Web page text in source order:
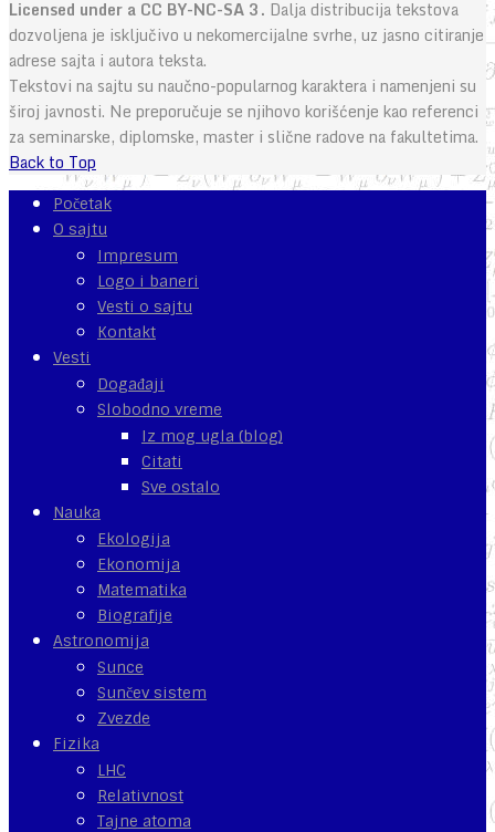
Licensed under a CC BY-NC-SA 3. Dalja distribucija tekstova
dozvoljena je isključivo u nekomercijalne svrhe, uz jasno citiranje
adrese sajta i autora teksta.
Tekstovi na sajtu su naučno-popularnog karaktera i namenjeni su
široj javnosti. Ne preporučuje se njihovo korišćenje kao referenci
za seminarske, diplomske, master i slične radove na fakultetima.
Back to Top
Početak
O sajtu
Impresum
Logo i baneri
Vesti o sajtu
Kontakt
Vesti
Događaji
Slobodno vreme
Iz mog ugla (blog)
Citati
Sve ostalo
Nauka
Ekologija
Ekonomija
Matematika
Biografije
Astronomija
Sunce
Sunčev sistem
Zvezde
Fizika
LHC
Relativnost
Tajne atoma